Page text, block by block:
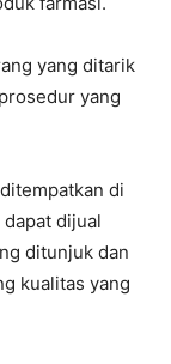
yang ditarik
yang
di
dijual
ditunjuk dan
kualitas yang